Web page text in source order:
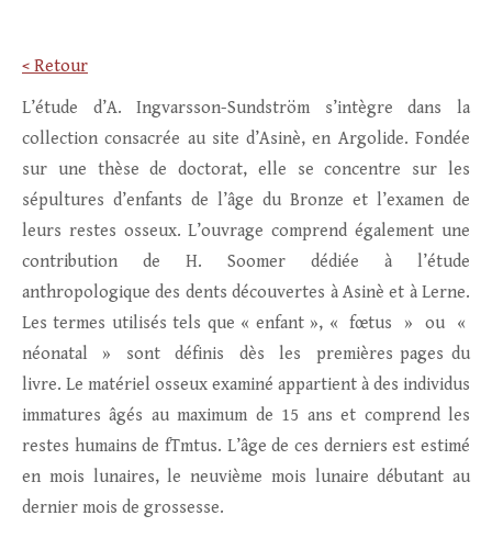
< Retour
L’étude d’A. Ingvarsson-Sundström s’intègre dans la
collection consacrée au site d’Asinè, en Argolide. Fondée
sur une thèse de doctorat, elle se concentre sur les
sépultures d’enfants de l’âge du Bronze et l’examen de
leurs restes osseux. L’ouvrage comprend également une
contribution de H. Soomer dédiée à l’étude
anthropologique des dents découvertes à Asinè et à Lerne.
Les termes utilisés tels que « enfant », « fœtus » ou «
néonatal » sont définis dès les premières pages du
livre. Le matériel osseux examiné appartient à des individus
immatures âgés au maximum de 15 ans et comprend les
restes humains de fTmtus. L’âge de ces derniers est estimé
en mois lunaires, le neuvième mois lunaire débutant au
dernier mois de grossesse.